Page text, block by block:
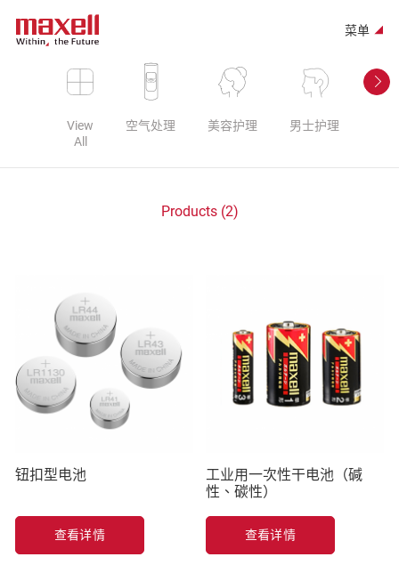
菜单
View
All
空气处理 美容护理 男士护理
Products (2)
钮扣型电池
查看详情
工业用一次性干电池（碱
性、碳性）
查看详情